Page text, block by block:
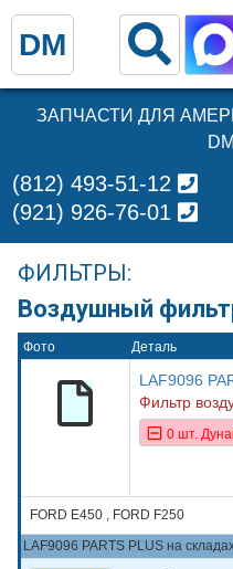
ЗАПЧАСТИ ДЛЯ
(812) 493-51-12
(921) 926-76-01
ФИЛЬТРЫ:
Воздушный
Фото Деталь
LAF9096
Фильтр
0 шт.
FORD E450 , FORD F250
LAF9096 PARTS PLUS на
DM